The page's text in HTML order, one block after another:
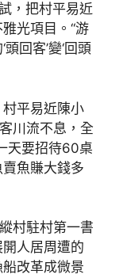
，把村平易近
光項目。“游
回客’變‘回頭
平易近陳小
川流不息，全
天要招待60桌
魚賺大錢多
村駐村第一書
人居周遭的
改革成微景